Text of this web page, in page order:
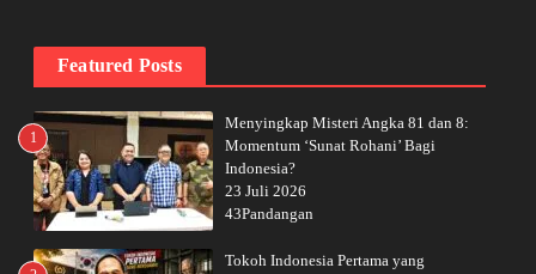
Featured Posts
1
Menyingkap Misteri Angka 81 dan 8:
Momentum ‘Sunat Rohani’ Bagi
Indonesia?
23 Juli 2026
43Pandangan
Tokoh Indonesia Pertama yang